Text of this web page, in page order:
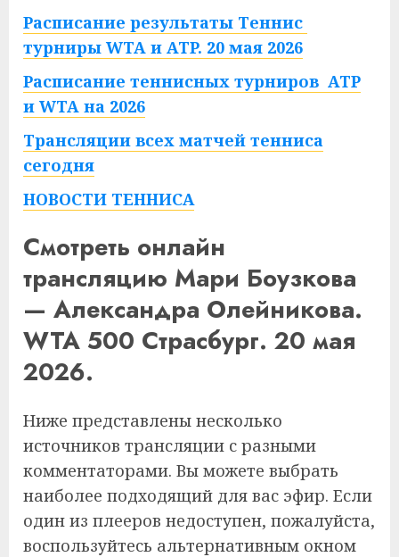
Расписание результаты Теннис
турниры WTA и ATP. 20 мая 2026
Расписание теннисных турниров ATP
и WTA на 2026
Трансляции всех матчей тенниса
сегодня
НОВОСТИ ТЕННИСА
Смотреть онлайн
трансляцию Мари Боузкова
— Александра Олейникова.
WTA 500 Страсбург. 20 мая
2026.
Ниже представлены несколько
источников трансляции с разными
комментаторами. Вы можете выбрать
наиболее подходящий для вас эфир. Если
один из плееров недоступен, пожалуйста,
воспользуйтесь альтернативным окном